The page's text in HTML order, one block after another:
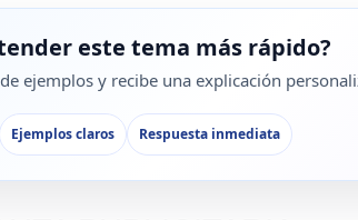
este tema más rápido?
ejemplos y recibe una explicación
Ejemplos claros Respuesta inmediata